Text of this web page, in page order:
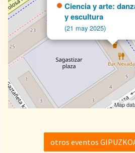
Ciencia y arte:
y escultura
(21 may 2025)
Map
otros eventos